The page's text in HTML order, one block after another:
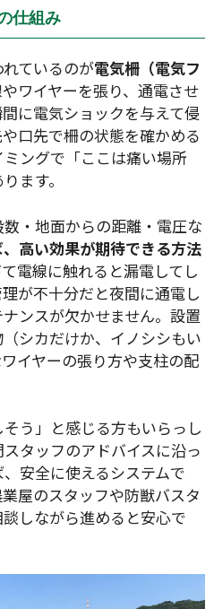
仕組み
ているのが電気柵（電気フ
ワイヤーを張り、通電させ
に電気ショックを与えて侵
口先で柵の状態を確かめる
ングで「ここは痛い場所
ます。
・地面からの距離・電圧な
高い効果が期待できる方法
電線に触れると漏電してし
が不十分だと夜間に通電し
ンスが欠かせません。設置
シカだけか、イノシシもい
イヤーの張り方や支柱の配
そう」と感じる方もいらっし
タッフのアドバイスに沿っ
安全に使えるシステムで
屋のスタッフや防獣バスタ
しながら進めると安心で